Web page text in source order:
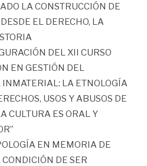
LA CONSTRUCCIÓN DE
EL DERECHO, LA
DEL XII CURSO
EN GESTIÓN DEL
LA ETNOLOGÍA
USOS Y ABUSOS DE
CULTURA ES ORAL Y
EN MEMORIA DE
DE SER